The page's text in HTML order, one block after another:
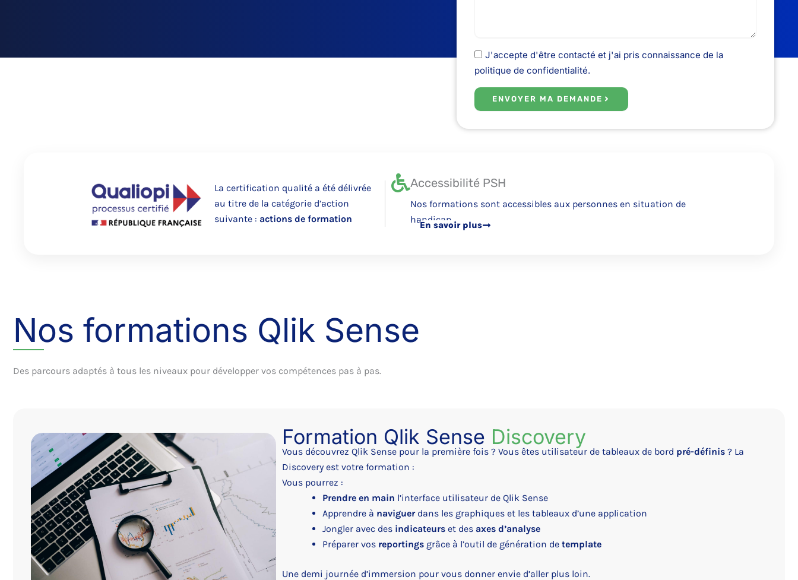
J'accepte d'être contacté et j'ai pris connaissance de la
politique de confidentialité.
ENVOYER MA DEMANDE
La certification qualité a été délivrée
au titre de la catégorie d’action
suivante : actions de formation
Accessibilité PSH
Nos formations sont accessibles aux personnes en situation de
handicap.
En savoir plus
Nos formations Qlik Sense
Des parcours adaptés à tous les niveaux pour développer vos compétences pas à pas.
Formation Qlik Sense Discovery
Vous découvrez Qlik Sense pour la première fois ? Vous êtes utilisateur de tableaux de bord pré-définis ? La
Discovery est votre formation :
Vous pourrez :
Prendre en main l’interface utilisateur de Qlik Sense
Apprendre à naviguerdans les graphiques et les tableaux d’une application
Jongler avec des indicateurs et des axes d’analyse
Préparer vos reportings grâce à l’outil de génération detemplate
Une demi journée d’immersion pour vous donner envie d’aller plus loin.